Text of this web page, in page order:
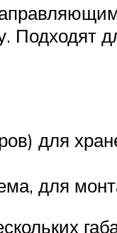
Подходят
для
для